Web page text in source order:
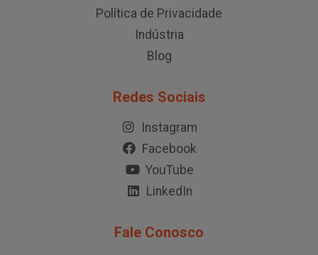
Política de Privacidade
Indústria
Blog
Redes Sociais
Instagram
Facebook
YouTube
LinkedIn
Fale Conosco